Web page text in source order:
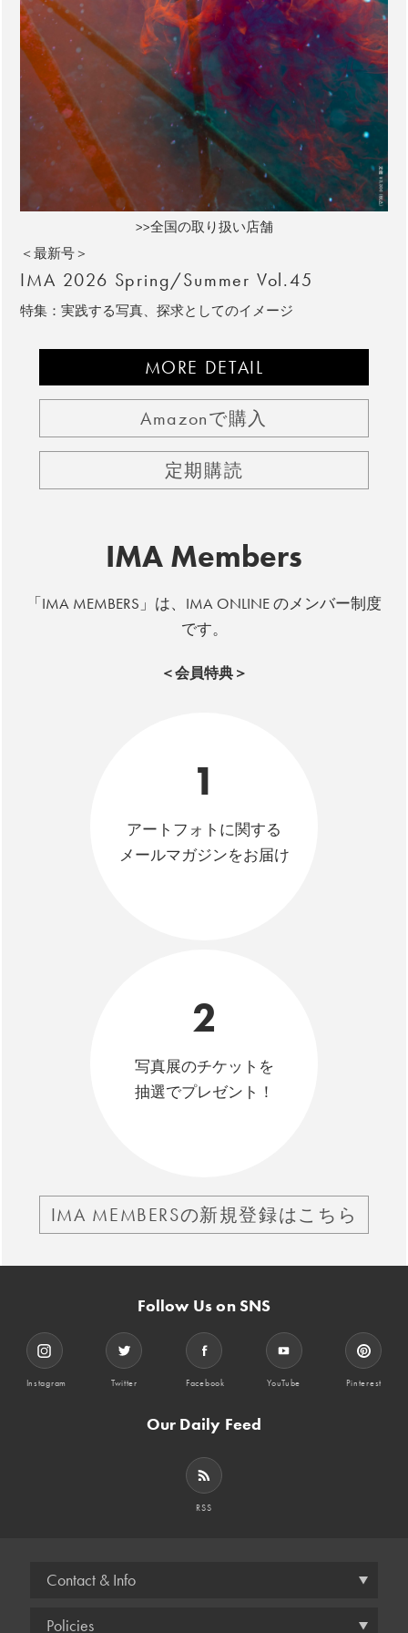
>>全国の取り扱い店舗
＜最新号＞
IMA 2026 Spring/Summer Vol.45
特集：実践する写真、探求としてのイメージ
MORE DETAIL
Amazonで購入
定期購読
IMA Members
「IMA MEMBERS」は、IMA ONLINE のメンバー制度
です。
＜会員特典＞
1
アートフォトに関する
メールマガジンをお届け
2
写真展のチケットを
抽選でプレゼント！
IMA MEMBERSの新規登録はこちら
Follow Us on SNS
Instagram Twitter Facebook YouTube Pinterest
Our Daily Feed
RSS
Contact & Info
Policies